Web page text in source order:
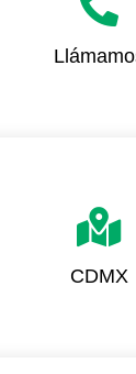
+52 (664) 822
+1 (619) 957
CDMX
Av. Vasco de
Torre A Piso 10
05348, Ciudad